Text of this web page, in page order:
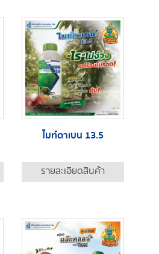
ไมท์ดาเบน 13.5
รายละเอียดสินค้า